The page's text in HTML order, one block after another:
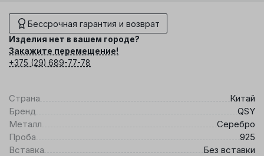
Бессрочная гарантия и возврат
Изделия нет в вашем городе?
Закажите перемещение!
+375 (29) 689-77-78
Страна
Китай
Бренд
QSY
Металл
Серебро
Проба
925
Вставка
Без вставки